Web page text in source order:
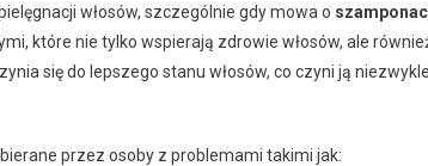
włosów, szczególnie gdy mowa o
które nie tylko wspierają zdrowie włosów, ale
się do lepszego stanu włosów, co czyni ją
przez osoby z problemami takimi jak: